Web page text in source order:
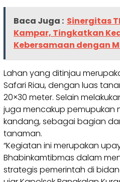
Baca Juga : Sinergitas
Kampar, Tingkatkan
Kebersamaan dengan
Lahan yang ditinjau
Safari Riau, dengan luas
20×30 meter. Selain
juga mencakup pemupukan
kandang, sebagai bagian
tanaman.
“Kegiatan ini merupakan
Bhabinkamtibmas dalam
strategis pemerintah di